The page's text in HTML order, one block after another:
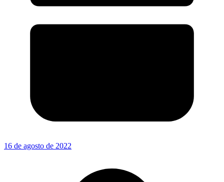
16 de agosto de 2022